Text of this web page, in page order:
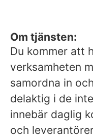
Om tjänsten:
Du kommer att
verksamheten
samordna in
delaktig i de
innebär daglig
och